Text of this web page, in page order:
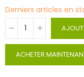
Derniers articles en
ACHETER